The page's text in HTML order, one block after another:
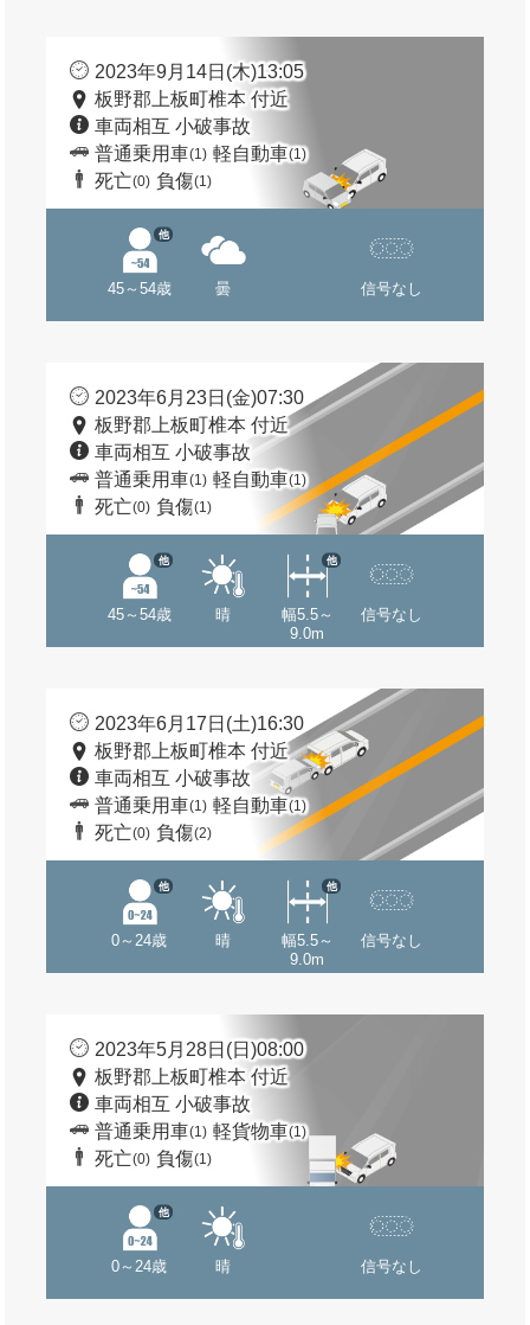
2023年9月14日(木)13:05
板野郡上板町椎本 付近
車両相互 小破事故
普通乗用車(1) 軽自動車(1)
死亡(0) 負傷(1)
45～54歳
他
曇 信号なし
2023年6月23日(金)07:30
板野郡上板町椎本 付近
車両相互 小破事故
普通乗用車(1) 軽自動車(1)
死亡(0) 負傷(1)
45～54歳
他
晴
幅5.5～
9.0m
他
信号なし
2023年6月17日(土)16:30
板野郡上板町椎本 付近
車両相互 小破事故
普通乗用車(1) 軽自動車(1)
死亡(0) 負傷(2)
0～24歳
他
晴
幅5.5～
9.0m
他
信号なし
2023年5月28日(日)08:00
板野郡上板町椎本 付近
車両相互 小破事故
普通乗用車(1) 軽貨物車(1)
死亡(0) 負傷(1)
0～24歳
他
晴 信号なし